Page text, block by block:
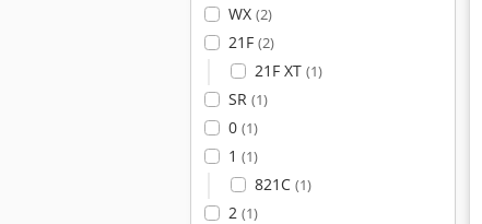
WX (2)
21F (2)
21F XT (1)
SR (1)
0 (1)
1 (1)
821C (1)
2 (1)